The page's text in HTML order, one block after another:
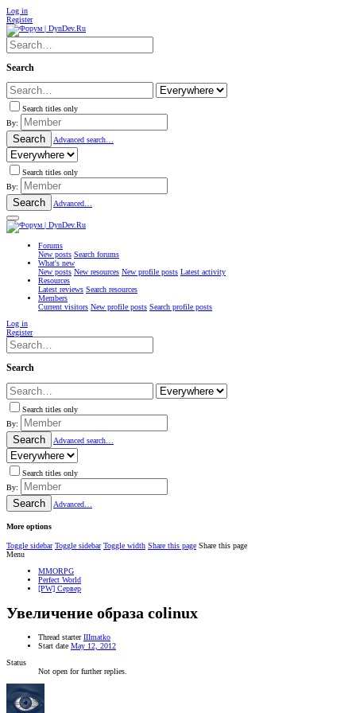
Log in
Register
Search
Search titles only
By:
Search Advanced search…
Search titles only
By:
Search Advanced…
Forums
New posts Search forums
What's new
New posts New resources New profile posts Latest activity
Resources
Latest reviews Search resources
Members
Current visitors New profile posts Search profile posts
Log in
Register
Search
Search titles only
By:
Search Advanced search…
Search titles only
By:
Search Advanced…
More options
Toggle sidebar Toggle sidebar Toggle width Share this page Share this page
Menu
MMORPG
Perfect World
[PW] Сервер
Увеличение образа colinux
Thread starter IIImatko
Start date May 12, 2012
Status
Not open for further replies.